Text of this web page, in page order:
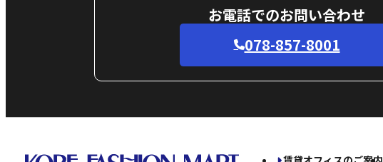
お電話でのお問い合わせ
078-857-8001